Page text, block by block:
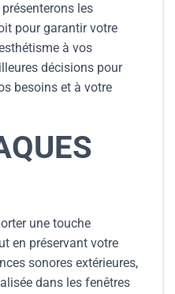
les
pour garantir votre
à vos
décisions pour
besoins et à votre
une touche
en préservant votre
sonores extérieures,
dans les fenêtres